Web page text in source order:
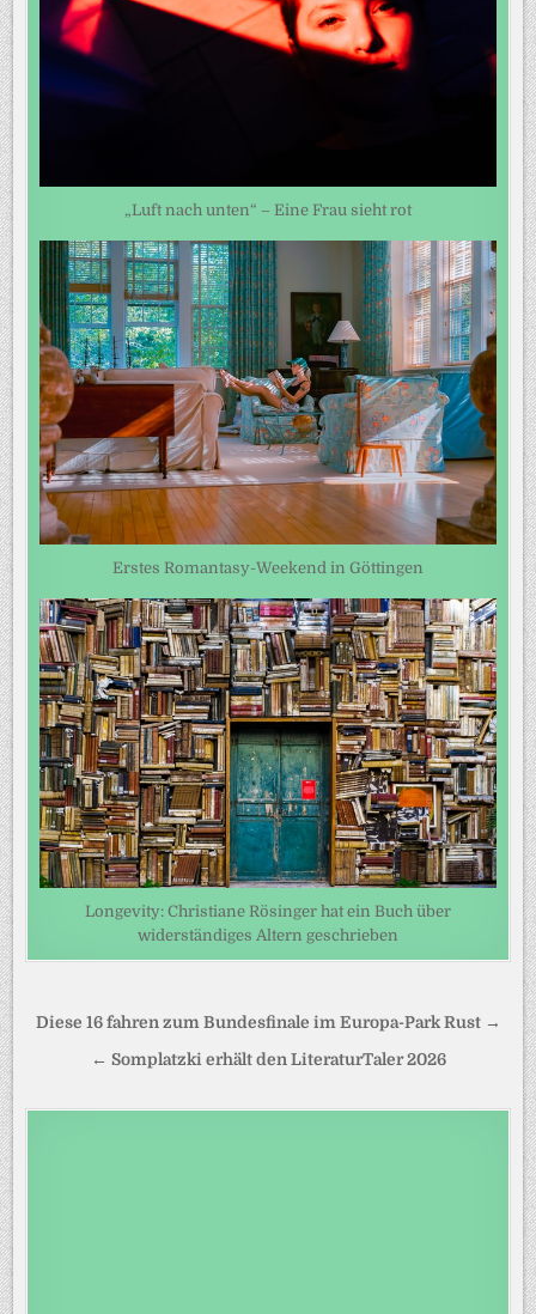
„Luft nach unten“ – Eine Frau sieht rot
Erstes Romantasy-Weekend in Göttingen
Longevity: Christiane Rösinger hat ein Buch über
widerständiges Altern geschrieben
Beitragsnavigation
Diese 16 fahren zum Bundesfinale im Europa-Park Rust →
← Somplatzki erhält den LiteraturTaler 2026